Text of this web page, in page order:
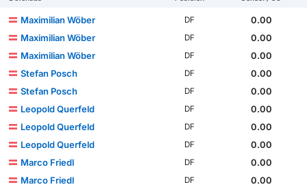
Maximilian Wöber DF
0.00
Maximilian Wöber
DF
0.00
Maximilian Wöber
DF
0.00
Stefan Posch
DF
0.00
Stefan Posch
DF
0.00
Leopold Querfeld
DF
0.00
Leopold Querfeld
DF
0.00
Leopold Querfeld
DF
0.00
Marco Friedl
DF
0.00
Marco Friedl
DF
0.00